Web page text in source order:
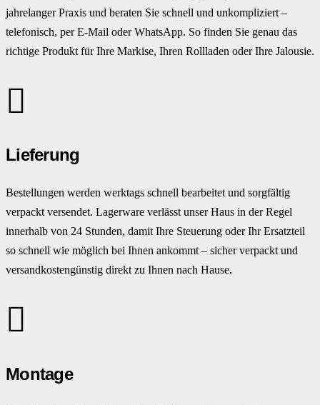
jahrelanger Praxis und beraten Sie schnell und unkompliziert –
telefonisch, per E-Mail oder WhatsApp. So finden Sie genau das
richtige Produkt für Ihre Markise, Ihren Rollladen oder Ihre Jalousie.
Lieferung
Bestellungen werden werktags schnell bearbeitet und sorgfältig
verpackt versendet. Lagerware verlässt unser Haus in der Regel
innerhalb von 24 Stunden, damit Ihre Steuerung oder Ihr Ersatzteil
so schnell wie möglich bei Ihnen ankommt – sicher verpackt und
versandkostengünstig direkt zu Ihnen nach Hause.
Montage